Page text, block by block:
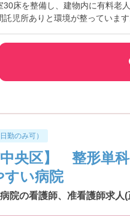
30床を整備し、建物内に有料老
児所ありと環境が整っていま
勤のみ可）
中央区】 整形単
すい病院
院の看護師、准看護師求人(